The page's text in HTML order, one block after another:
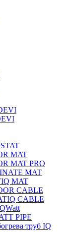
MAT
MAT PRO
MAT
MAT
CABLE
CABLE
PIPE
труб IQ